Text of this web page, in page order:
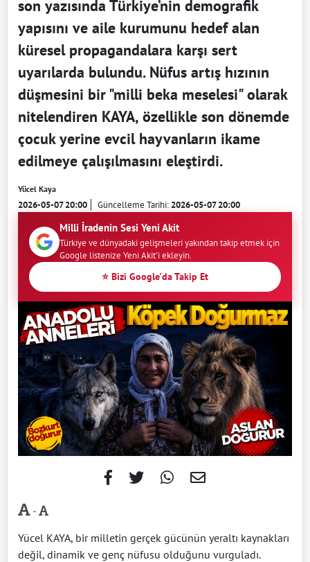
son yazısında Türkiye’nin demografik
yapısını ve aile kurumunu hedef alan
küresel propagandalara karşı sert
uyarılarda bulundu. Nüfus artış hızının
düşmesini bir "milli beka meselesi" olarak
nitelendiren KAYA, özellikle son dönemde
çocuk yerine evcil hayvanların ikame
edilmeye çalışılmasını eleştirdi.
Yücel Kaya
2026-05-07 20:00 Güncelleme Tarihi:2026-05-07 20:00
Milli İradenin Sesi Yeni Akit
Türkiye ve dünyadaki gelişmeleri yakından takip etmek için
Google listenize Yeni Akit'i ekleyin.
⭐ Bizi Google'da Takip Et
-
Yücel KAYA, bir milletin gerçek gücünün yeraltı kaynakları
değil, dinamik ve genç nüfusu olduğunu vurguladı.